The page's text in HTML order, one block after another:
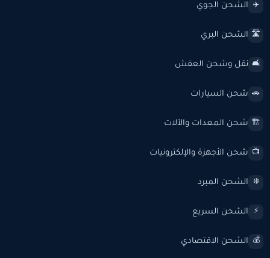
✈️ الشحن الجوي
🛣️ الشحن البري
🛋️ نقل وشحن العفش
🚗 شحن السيارات
🏗️ شحن المعدات والآلات
📺 شحن الأجهزة والإلكترونيات
❄️ الشحن المبرد
⚡ الشحن السريع
💰 الشحن الاقتصادي